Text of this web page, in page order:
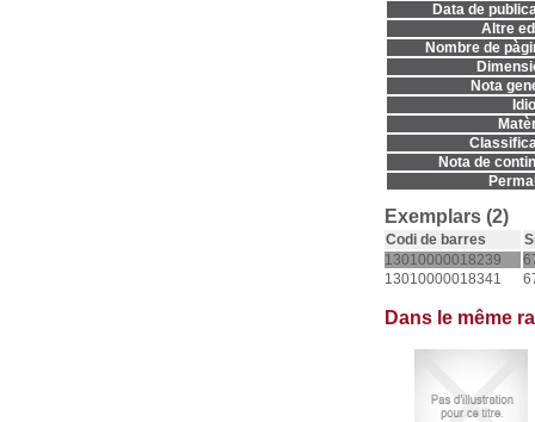
Data de
Altre
Nombre de
Nota
Nota de
Exemplars (2)
Codi de barres
13010000018239
13010000018341
Dans le même